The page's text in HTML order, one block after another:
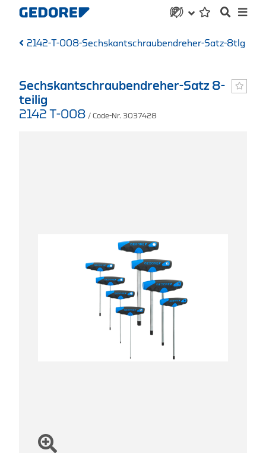
2142-T-008-Sechskantschraubendreher-Satz-8tlg
Sechskantschraubendreher-Satz 8-
teilig
2142 T-008 / Code-Nr. 3037428